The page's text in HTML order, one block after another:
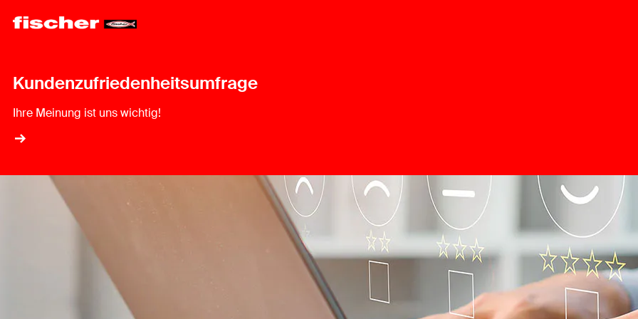
Kundenzufriedenheitsumfrage
Ihre Meinung ist uns wichtig!